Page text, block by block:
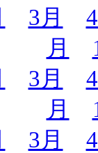
3月
月
3月
月
3月